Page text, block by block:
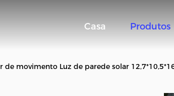
Casa Produtos
de movimento Luz de parede solar